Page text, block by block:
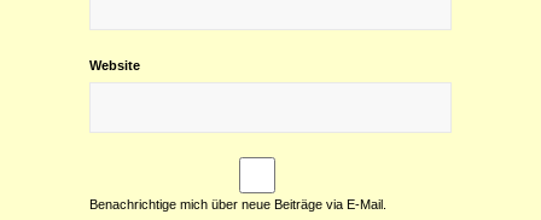
Website
Benachrichtige mich über neue Beiträge via E-Mail.